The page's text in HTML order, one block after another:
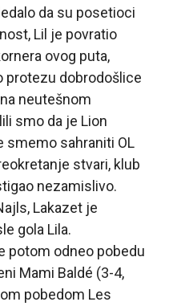
da su posetioci
Lil je povratio
ovog puta,
protezu dobrodošlice
neutešnom
smo da je Lion
smemo sahraniti OL
stvari, klub
nezamislivo.
Lakazet je
gola Lila.
potom odneo pobedu
Mami Baldé (3-4,
pobedom Les